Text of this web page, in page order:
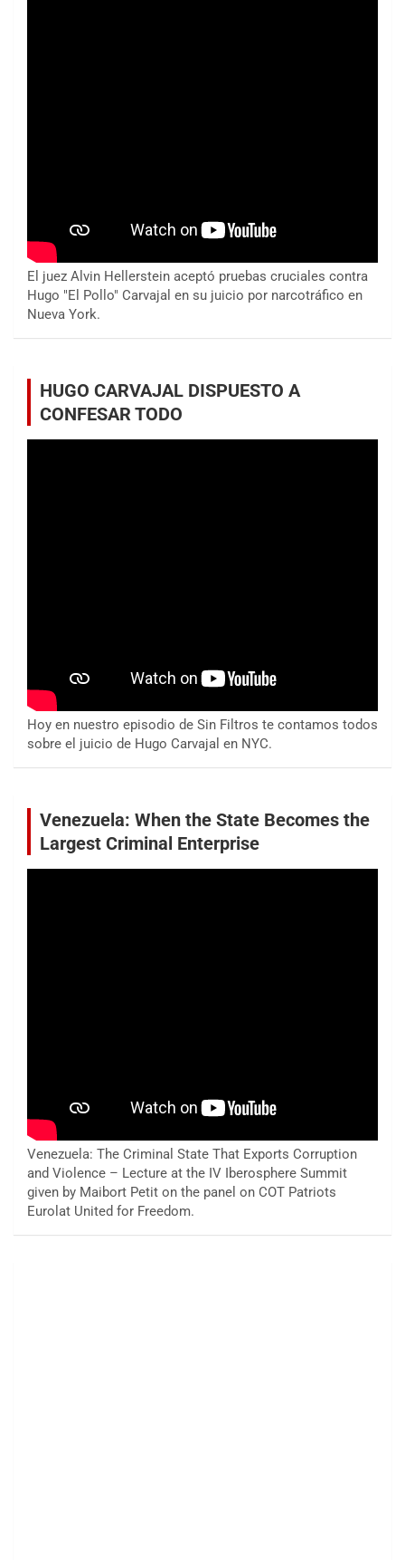
El juez Alvin Hellerstein aceptó pruebas cruciales contra
Hugo "El Pollo" Carvajal en su juicio por narcotráfico en
Nueva York.
HUGO CARVAJAL DISPUESTO A
CONFESAR TODO
Hoy en nuestro episodio de Sin Filtros te contamos todos
sobre el juicio de Hugo Carvajal en NYC.
Venezuela: When the State Becomes the
Largest Criminal Enterprise
Venezuela: The Criminal State That Exports Corruption
and Violence – Lecture at the IV Iberosphere Summit
given by Maibort Petit on the panel on COT Patriots
Eurolat United for Freedom.